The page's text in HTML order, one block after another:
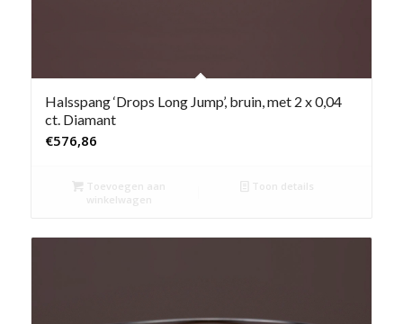
Halsspang ‘Drops Long Jump’, bruin, met 2 x 0,04
ct. Diamant
€576,86
Toevoegen aan
winkelwagen
Toon details